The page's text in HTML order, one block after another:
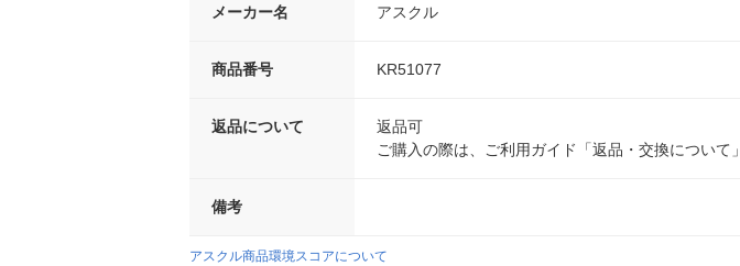
メーカー名 アスクル
商品番号 KR51077
返品について
返品可
ご購入の際は、ご利用ガイド「返品・交換について
備考
アスクル商品環境スコアについて